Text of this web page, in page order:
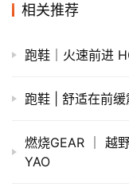
相关推荐
跑鞋｜火速前进
跑鞋 | 舒适在前
燃烧GEAR ｜ 越
YAO